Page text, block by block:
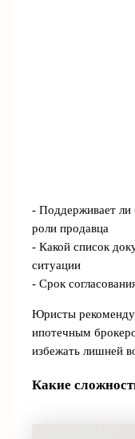
- Поддерживает ли
роли продавца
- Какой список
ситуации
- Срок
Юристы
ипотечным
избежать лишней
Какие